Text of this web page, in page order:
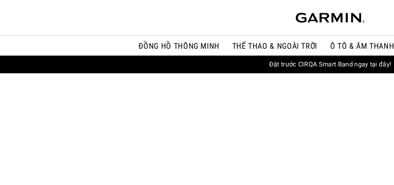
ĐỒNG HỒ THÔNG MINH THỂ THAO & NGOÀI TRỜI Ô TÔ & ÂM THANH
Đặt trước CIRQA Smart Band ngay tại đây!